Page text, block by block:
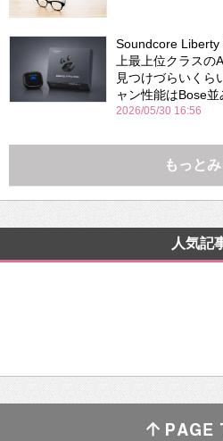
Soundcore
上最上位クラスの
見つけづらいく
ャン性能はBose並
2026/05/30 16:56
もっと
人気記